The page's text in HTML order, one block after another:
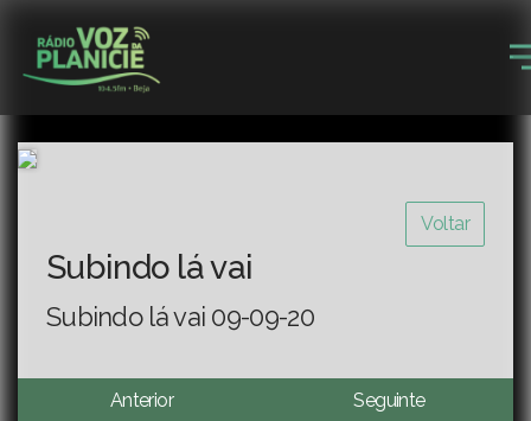
Voltar
Subindo lá vai
Subindo lá vai 09-09-20
Anterior Seguinte